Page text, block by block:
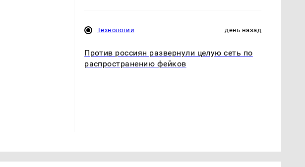
Технологии день назад
Против россиян развернули целую сеть по
распространению фейков